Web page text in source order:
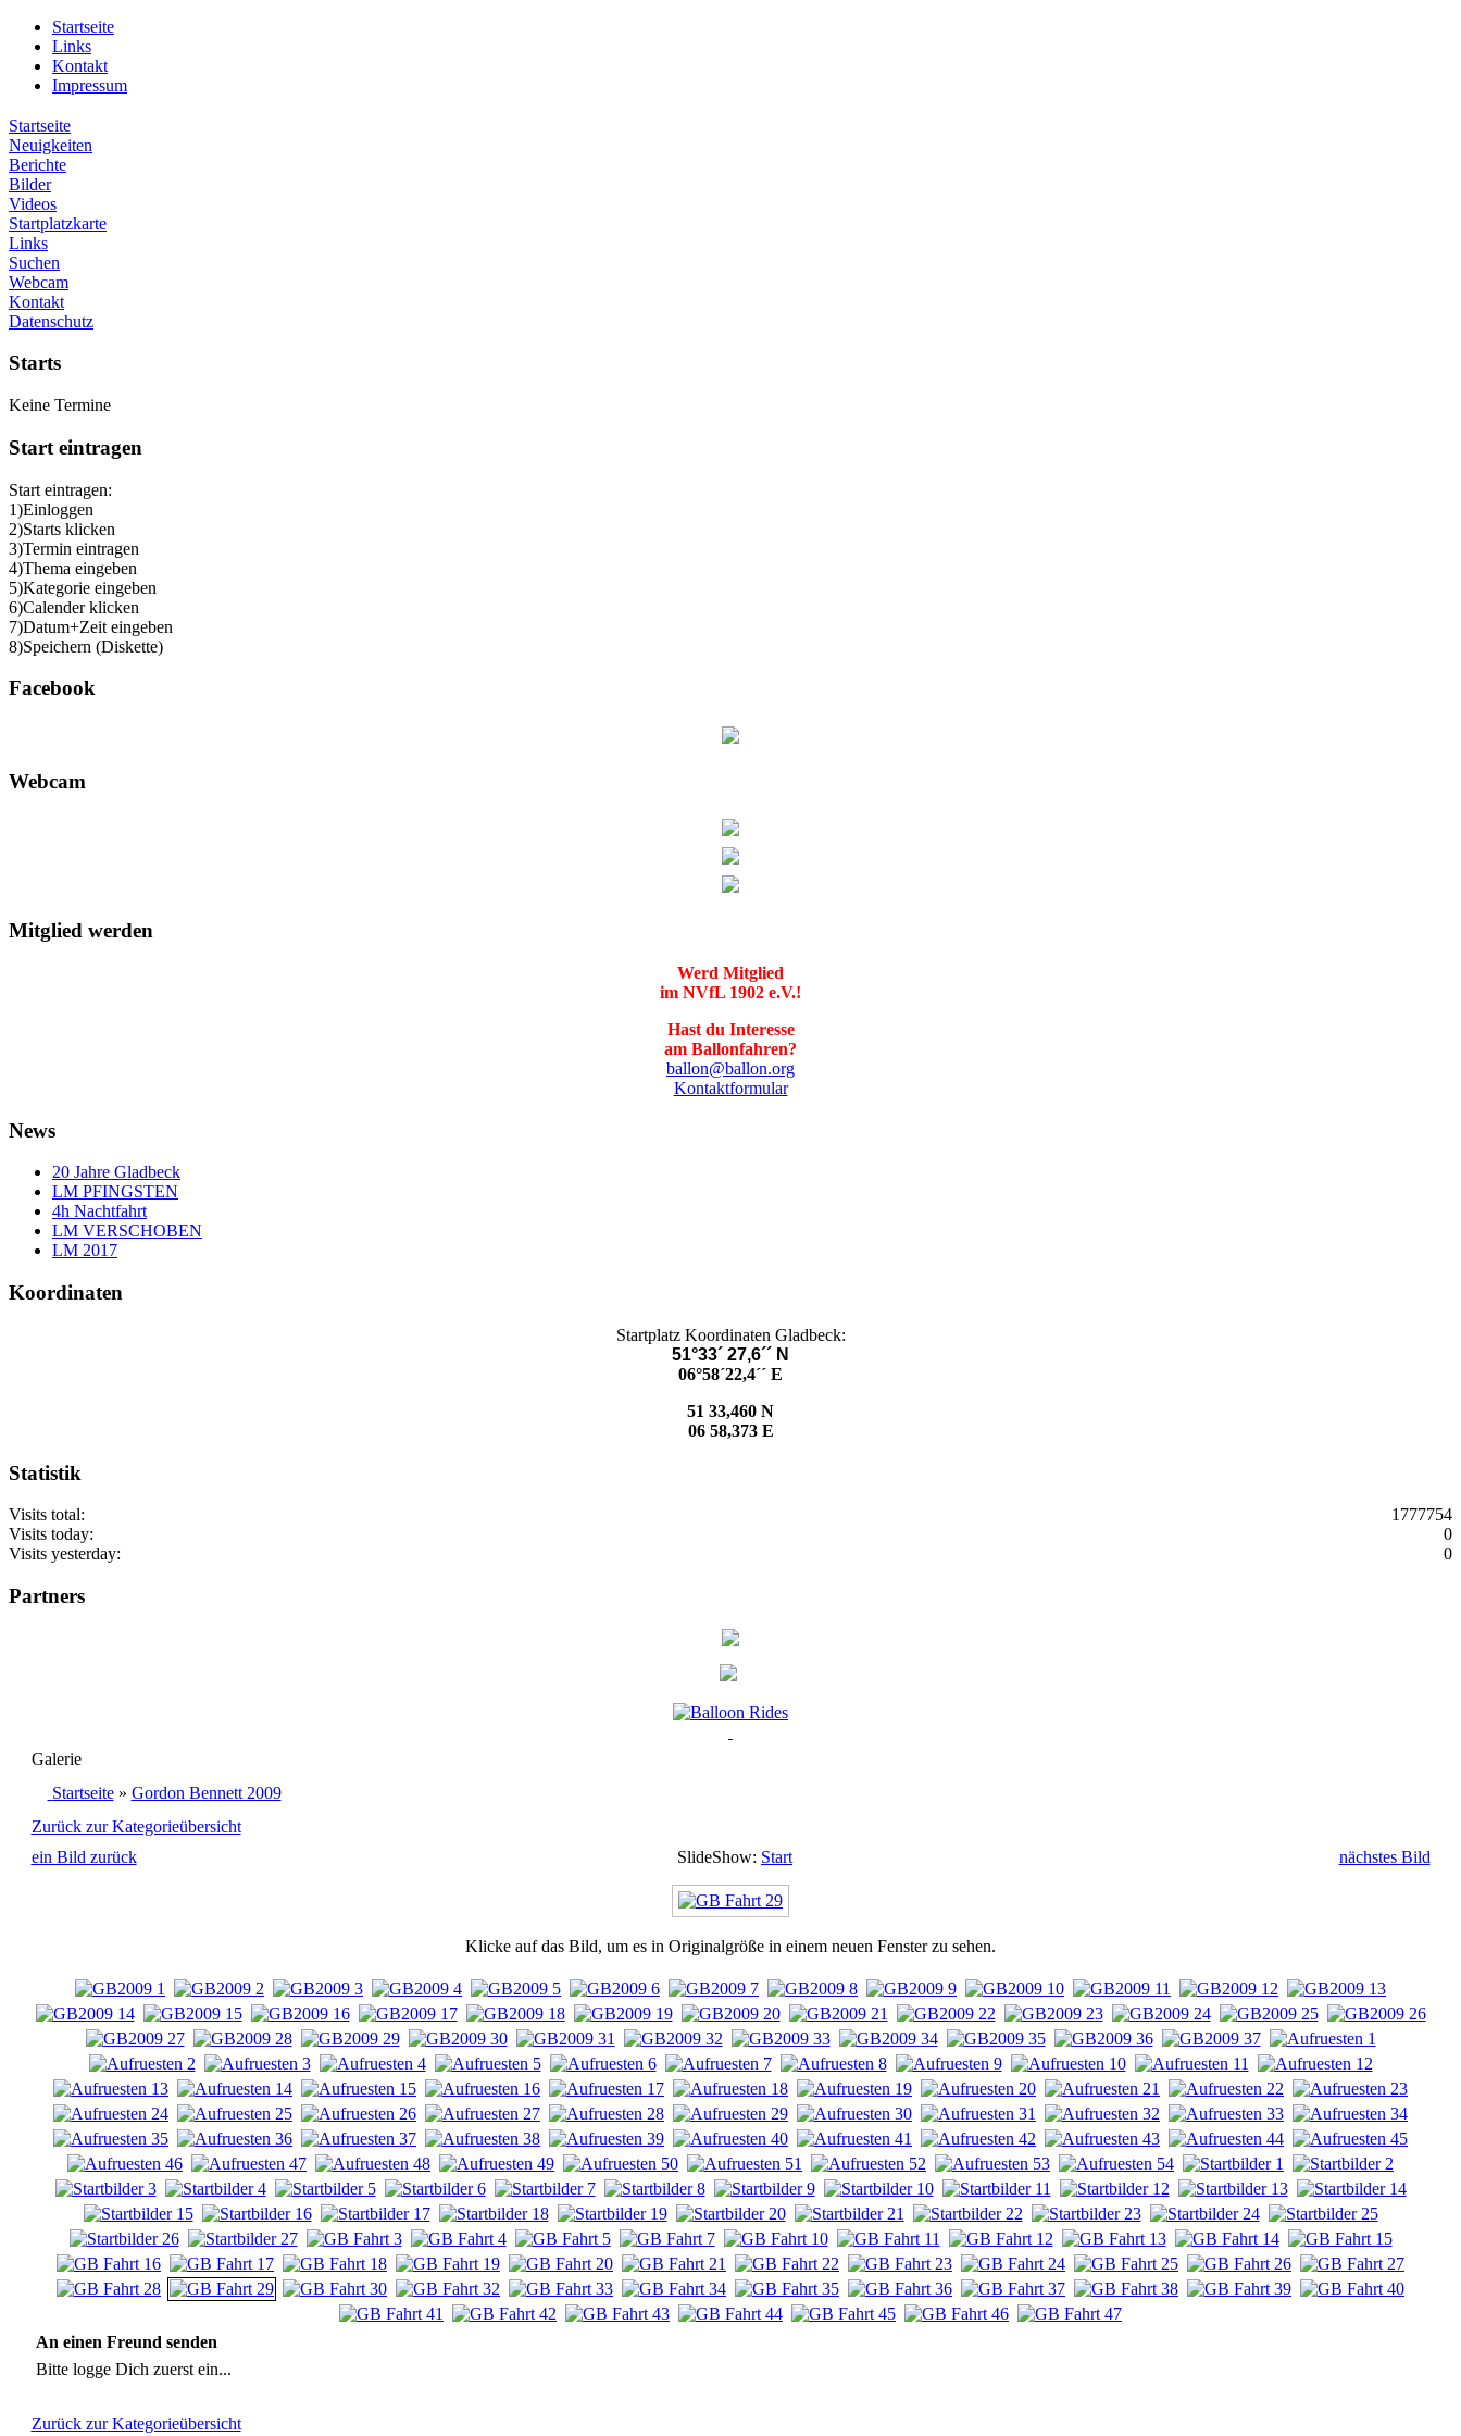
Startseite
Links
Kontakt
Impressum
Startseite
Neuigkeiten
Berichte
Bilder
Videos
Startplatzkarte
Links
Suchen
Webcam
Kontakt
Datenschutz
Starts
Keine Termine
Start eintragen
Start eintragen:
1)Einloggen
2)Starts klicken
3)Termin eintragen
4)Thema eingeben
5)Kategorie eingeben
6)Calender klicken
7)Datum+Zeit eingeben
8)Speichern (Diskette)
Facebook
Webcam
Mitglied werden
Werd Mitglied
im NVfL 1902 e.V.!
Hast du Interesse
am Ballonfahren?
ballon@ballon.org
Kontaktformular
News
20 Jahre Gladbeck
LM PFINGSTEN
4h Nachtfahrt
LM VERSCHOBEN
LM 2017
Koordinaten
Startplatz Koordinaten Gladbeck:
51°33´ 27,6´´ N
06°58´22,4´´ E
51 33,460 N
06 58,373 E
Statistik
Visits total:
1777754
Visits today:
0
Visits yesterday:
0
Partners
Galerie
Startseite» Gordon Bennett 2009
Zurück zur Kategorieübersicht
ein Bild zurück
SlideShow: Start nächstes Bild
Klicke auf das Bild, um es in Originalgröße in einem neuen Fenster zu sehen.
An einen Freund senden
Bitte logge Dich zuerst ein...
Zurück zur Kategorieübersicht